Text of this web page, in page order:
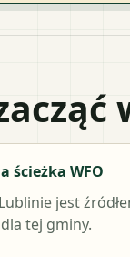
ścieżka WFO
jest
tej gminy.